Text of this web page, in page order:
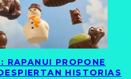
RAPANUI PROPONE
HISTORIAS